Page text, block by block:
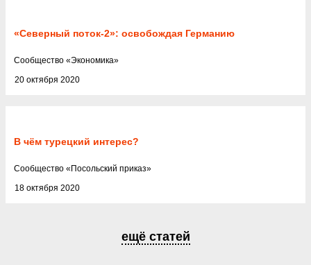
«Северный поток-2»: освобождая Германию
20 октября 2020
Cообщество «Экономика»
В чём турецкий интерес?
18 октября 2020
Cообщество « Посольский приказ»
ещё статей